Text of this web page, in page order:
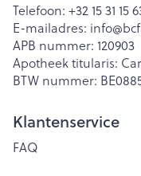
Telefoon: +32 15 31 15
E-mailadres: info@
APB nummer: 120903
Apotheek titularis:
BTW nummer:
Klantenservice
FAQ